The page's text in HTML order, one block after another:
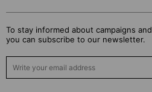
To stay informed about campaigns
you can subscribe to our newsletter.